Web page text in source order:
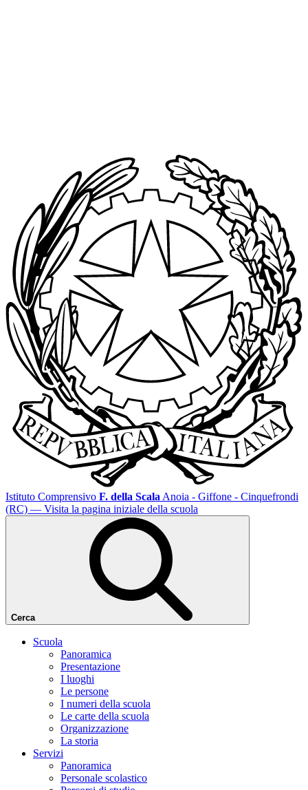
Istituto Comprensivo F. della Scala Anoia - Giffone - Cinquefrondi
(RC) — Visita la pagina iniziale della scuola
Cerca
Scuola
Panoramica
Presentazione
I luoghi
Le persone
I numeri della scuola
Le carte della scuola
Organizzazione
La storia
Servizi
Panoramica
Personale scolastico